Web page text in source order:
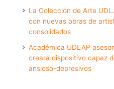
La Colección de Arte
con nuevas obras de
consolidados
Académica UDLAP
creará dispositivo capaz
ansioso-depresivos